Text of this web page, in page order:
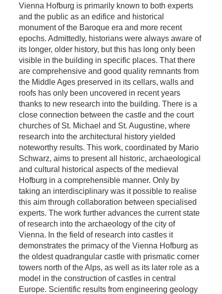
Vienna Hofburg is primarily known to both experts
and the public as an edifice and historical
monument of the Baroque era and more recent
epochs. Admittedly, historians were always aware of
its longer, older history, but this has long only been
visible in the building in specific places. That there
are comprehensive and good quality remnants from
the Middle Ages preserved in its cellars, walls and
roofs has only been uncovered in recent years
thanks to new research into the building. There is a
close connection between the castle and the court
churches of St. Michael and St. Augustine, where
research into the architectural history yielded
noteworthy results. This work, coordinated by Mario
Schwarz, aims to present all historic, archaeological
and cultural historical aspects of the medieval
Hofburg in a comprehensible manner. Only by
taking an interdisciplinary was it possible to realise
this aim through collaboration between specialised
experts. The work further advances the current state
of research into the archaeology of the city of
Vienna. In the field of research into castles it
demonstrates the primacy of the Vienna Hofburg as
the oldest quadrangular castle with prismatic corner
towers north of the Alps, as well as its later role as a
model in the construction of castles in central
Europe. Scientific results from engineering geology